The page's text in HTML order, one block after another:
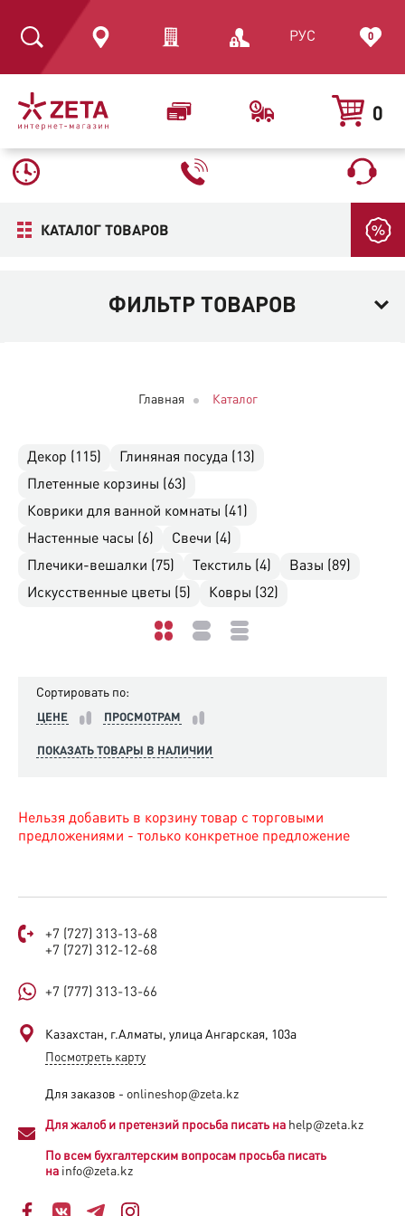
0
РУС 0
КАТАЛОГ ТОВАРОВ
ФИЛЬТР ТОВАРОВ
Главная Каталог
Декор (115)
Глиняная посуда (13)
Плетенные корзины (63)
Коврики для ванной комнаты (41)
Настенные часы (6)
Свечи (4)
Плечики-вешалки (75)
Текстиль (4)
Вазы (89)
Искусственные цветы (5)
Ковры (32)
Сортировать по:
ЦЕНЕ ПРОСМОТРАМ
ПОКАЗАТЬ ТОВАРЫ В НАЛИЧИИ
Нельзя добавить в корзину товар с торговыми
предложениями - только конкретное предложение
+7 (727) 313-13-68
+7 (727) 312-12-68
+7 (777) 313-13-66
Казахстан, г.Алматы, улица Ангарская, 103а​
Посмотреть карту
Для заказов - onlineshop@zeta.kz
Для жалоб и претензий просьба писать на help@zeta.kz
По всем бухгалтерским вопросам просьба писать
на info@zeta.kz